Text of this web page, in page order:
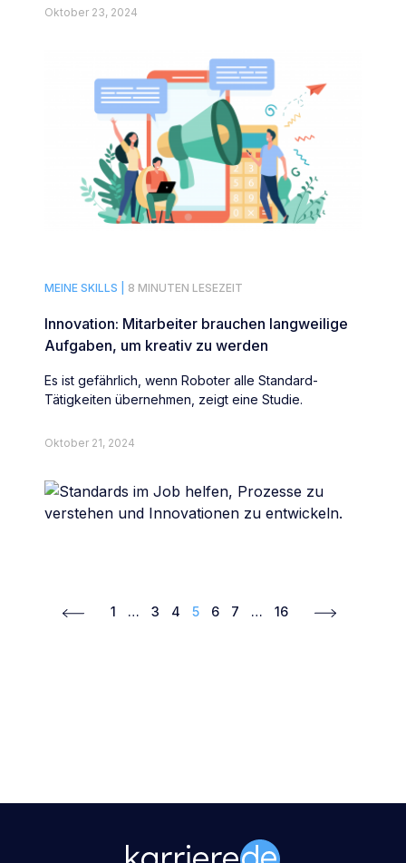
Oktober 23, 2024
MEINE SKILLS | 8 MINUTEN LESEZEIT
Innovation: Mitarbeiter brauchen langweilige
Aufgaben, um kreativ zu werden
Es ist gefährlich, wenn Roboter alle Standard-
Tätigkeiten übernehmen, zeigt eine Studie.
Oktober 21, 2024
1 … 3 4 5 6 7 … 16